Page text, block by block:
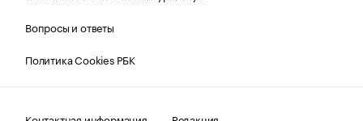
Вопросы и ответы
Политика Cookies РБК